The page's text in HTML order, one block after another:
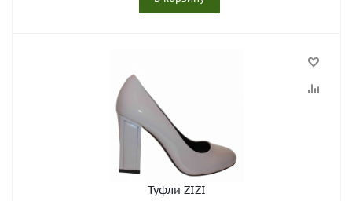
Туфли ZIZI